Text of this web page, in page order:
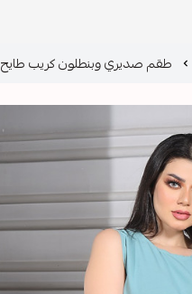
طقم صديري وبنطلون كريب طايح